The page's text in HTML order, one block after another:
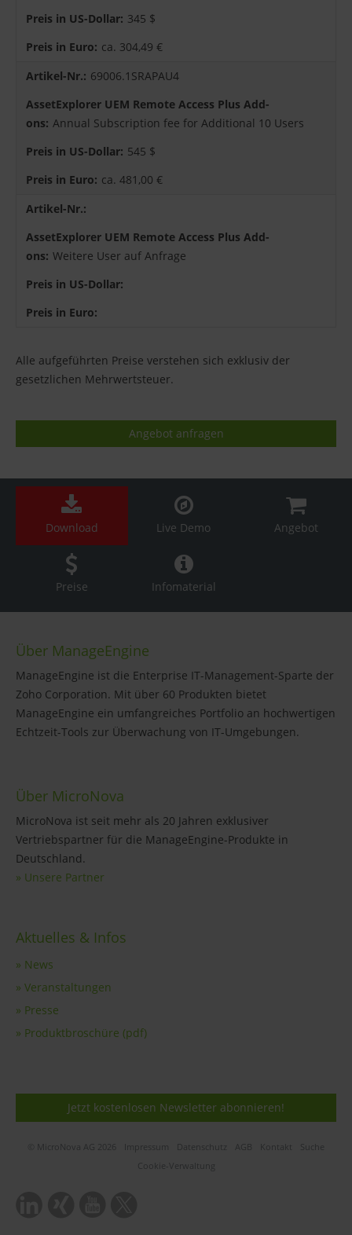
345 $
ca. 304,49 €
69006.1SRAPAU4
Annual Subscription fee for Additional 10 Users
545 $
ca. 481,00 €
Weitere User auf Anfrage
Alle aufgeführten Preise verstehen sich exklusiv der
gesetzlichen Mehrwertsteuer.
Angebot anfragen
Download Live Demo Angebot
Preise Infomaterial
Über ManageEngine
ManageEngine ist die Enterprise IT-Management-Sparte der
Zoho Corporation. Mit über 60 Produkten bietet
ManageEngine ein umfangreiches Portfolio an hochwertigen
Echtzeit-Tools zur Überwachung von IT-Umgebungen.
Über MicroNova
MicroNova ist seit mehr als 20 Jahren exklusiver
Vertriebspartner für die ManageEngine-Produkte in
Deutschland.
» Unsere Partner
Aktuelles & Infos
» News
» Veranstaltungen
» Presse
» Produktbroschüre (pdf)
Jetzt kostenlosen Newsletter abonnieren!
© MicroNova AG 2026 Impressum Datenschutz AGB Kontakt
Suche
Cookie-Verwaltung